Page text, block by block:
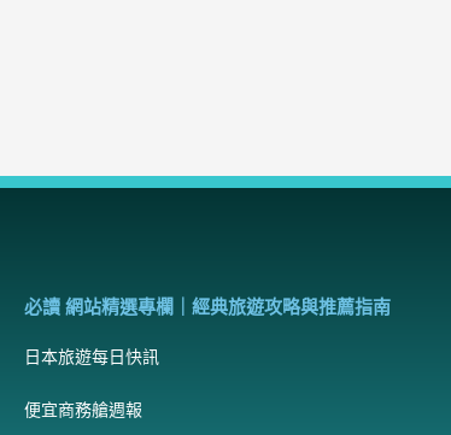
必讀 網站精選專欄｜經典旅遊攻略與推薦指南
日本旅遊每日快訊
便宜商務艙週報